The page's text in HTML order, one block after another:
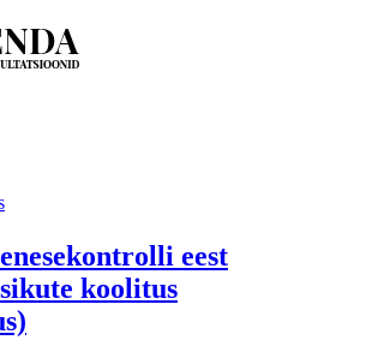
eest
koolitus